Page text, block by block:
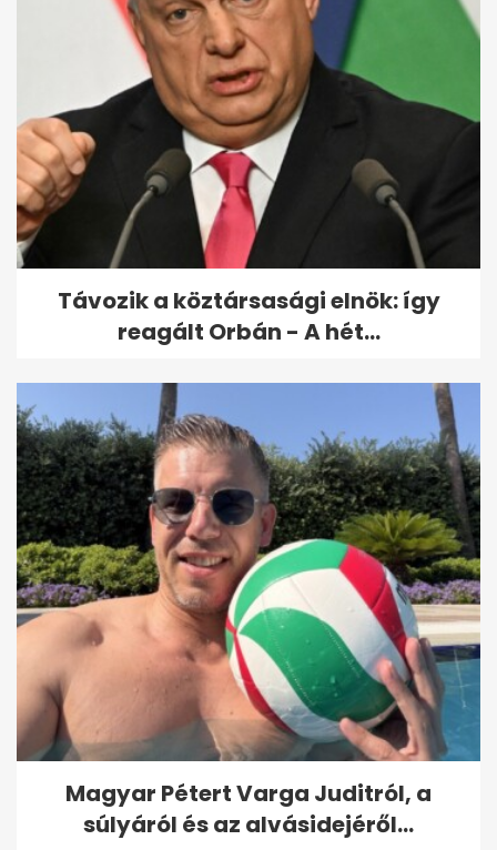
Feledy Botond: új külügyi
stratégia készül, szakítás az...
Távozik a köztársasági elnök: így
reagált Orbán - A hét...
Magyar Pétert Varga Juditról, a
súlyáról és az alvásidejéről...